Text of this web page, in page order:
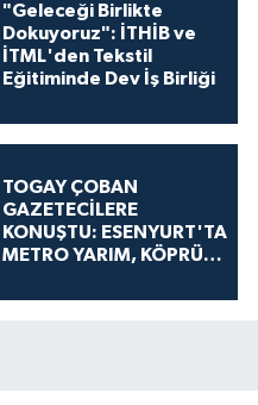
"Geleceği Birlikte
Dokuyoruz": İTHİB ve
İTML'den Tekstil
Eğitiminde Dev İş Birliği
TOGAY ÇOBAN
GAZETECİLERE
KONUŞTU: ESENYURT'TA
METRO YARIM, KÖPRÜ
KOKUYOR!